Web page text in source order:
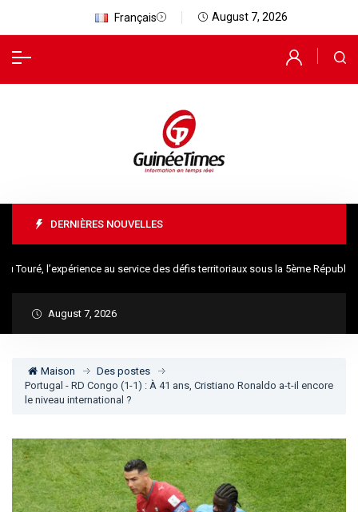
Français August 7, 2026
DERNIÈRES NOUVELLES
l’expérience au service des défis territoriaux sous la 5ème République
August 7, 2026
Maison
Des postes
Portugal - RD Congo (1-1) : À 41 ans, Cristiano Ronaldo a-t-il encore
le niveau international ?